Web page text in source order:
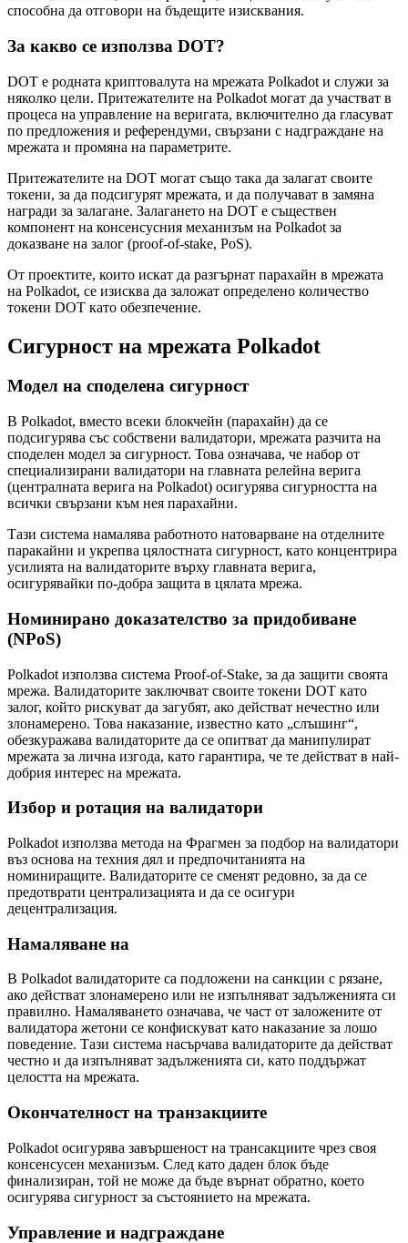
способна да отговори на бъдещите изисквания.
За какво се използва DOT?
DOT е родната криптовалута на мрежата Polkadot и служи за
няколко цели. Притежателите на Polkadot могат да участват в
процеса на управление на веригата, включително да гласуват
по предложения и референдуми, свързани с надграждане на
мрежата и промяна на параметрите.
Притежателите на DOT могат също така да залагат своите
токени, за да подсигурят мрежата, и да получават в замяна
награди за залагане. Залагането на DOT е съществен
компонент на консенсусния механизъм на Polkadot за
доказване на залог (proof-of-stake, PoS).
От проектите, които искат да разгърнат парахайн в мрежата
на Polkadot, се изисква да заложат определено количество
токени DOT като обезпечение.
Сигурност на мрежата Polkadot
Модел на споделена сигурност
В Polkadot, вместо всеки блокчейн (парахайн) да се
подсигурява със собствени валидатори, мрежата разчита на
споделен модел за сигурност. Това означава, че набор от
специализирани валидатори на главната релейна верига
(централната верига на Polkadot) осигурява сигурността на
всички свързани към нея парахайни.
Тази система намалява работното натоварване на отделните
паракайни и укрепва цялостната сигурност, като концентрира
усилията на валидаторите върху главната верига,
осигурявайки по-добра защита в цялата мрежа.
Номинирано доказателство за придобиване
(NPoS)
Polkadot използва система Proof-of-Stake, за да защити своята
мрежа. Валидаторите заключват своите токени DOT като
залог, който рискуват да загубят, ако действат нечестно или
злонамерено. Това наказание, известно като „слъшинг“,
обезкуражава валидаторите да се опитват да манипулират
мрежата за лична изгода, като гарантира, че те действат в най-
добрия интерес на мрежата.
Избор и ротация на валидатори
Polkadot използва метода на Фрагмен за подбор на валидатори
въз основа на техния дял и предпочитанията на
номиниращите. Валидаторите се сменят редовно, за да се
предотврати централизацията и да се осигури
децентрализация.
Намаляване на
В Polkadot валидаторите са подложени на санкции с рязане,
ако действат злонамерено или не изпълняват задълженията си
правилно. Намаляването означава, че част от заложените от
валидатора жетони се конфискуват като наказание за лошо
поведение. Тази система насърчава валидаторите да действат
честно и да изпълняват задълженията си, като поддържат
целостта на мрежата.
Окончателност на транзакциите
Polkadot осигурява завършеност на трансакциите чрез своя
консенсусен механизъм. След като даден блок бъде
финализиран, той не може да бъде върнат обратно, което
осигурява сигурност за състоянието на мрежата.
Управление и надграждане